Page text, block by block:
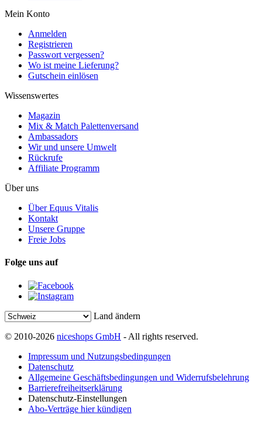
Mein Konto
Anmelden
Registrieren
Passwort vergessen?
Wo ist meine Lieferung?
Gutschein einlösen
Wissenswertes
Magazin
Mix & Match Palettenversand
Ambassadors
Wir und unsere Umwelt
Rückrufe
Affiliate Programm
Über uns
Über Equus Vitalis
Kontakt
Unsere Gruppe
Freie Jobs
Folge uns auf
Land ändern
© 2010-2026 niceshops GmbH - All rights reserved.
Impressum und Nutzungsbedingungen
Datenschutz
Allgemeine Geschäftsbedingungen und Widerrufsbelehrung
Barrierefreiheitserklärung
Datenschutz-Einstellungen
Abo-Verträge hier kündigen